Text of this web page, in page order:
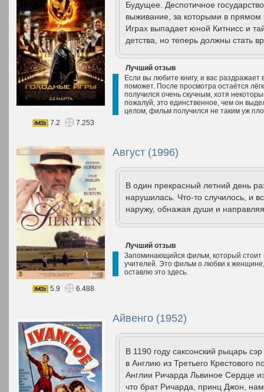
Будущее. Деспотичное
выживание, за которыми в прямом
Играх выпадает юной Китнисс и
детства, но теперь должны стать
Лучший отзыв
Если вы любите книгу, и вас раздражает
поможет. После просмотра остаётся
получился очень скучным, хотя
пожалуй, это единственное, чем он
целом, фильм получился не таким уж
7.2
7.253
Август (1996)
В один прекрасный летний день
нарушилась. Что-то случилось, и
наружу, обнажая души и
Лучший отзыв
Запоминающийся фильм, который
учителей. Это фильм о любви к
оставлю это здесь.
5.9
6.488
Айвенго (1952)
В 1190 году саксонский рыцарь
в Англию из Третьего Крестового
Англии Ричарда Львиное Сердце
что брат Ричарда, принц Джон,